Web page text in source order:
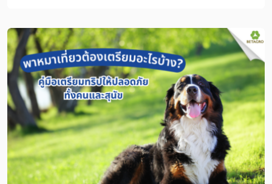
โรค หากแมวมีอาการอาเจียนซ้ำ หายใจผิดปกติ เบื่ออาหาร หรือ
ขับถ่ายผิดปกติ ควรปรึกษาสัตวแพทย์โดยตรง สารบัญเนื้อหา
ไผ่เงินแมวคืออะไร แมวกินไผ่เงินได้ไหม ปลอดภัยหรือเปล่า
ทำไมแมวถึงชอบกินไผ่เงิน ไผ่เงินช่วยก้อนขนแมวได้จริงไหม
วิธีดูแลแมวที่มีปัญหาก้อนขนอย่างถูกต้อง วิธีปลูกไผ่เงินแมว
ให้ปลอดภัย ไผ่เงิน หญ้าแมว และตำแยแมวต่างกันอย่างไร
ไผ่เงินแมวเหมาะกับแมวแบบไหน อาการแบบไหนควรหยุดให้กิน
และพบสัตวแพทย์ สรุปการให้ไผ่เงินแมวอย่างปลอดภัย
คำถามที่พบบ่อยเกี่ยวกับไผ่เงินแมว ไผ่เงินแมวคืออะไร ไผ่เงิน
แมว หรือที่หลายคนเรียกว่า “ไผ่แมว” เป็นไม้ประดับใบเรียวยาว
มีลายสีเขียวสลับขาว นิยมปลูกในกระถางเล็ก ๆ เพื่อให้แมว
แทะเล็มหรือเล่ […]